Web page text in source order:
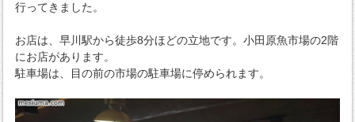
行ってきました。
お店は、早川駅から徒歩8分ほどの立地です。小田原魚市場の2階
にお店があります。
駐車場は、目の前の市場の駐車場に停められます。